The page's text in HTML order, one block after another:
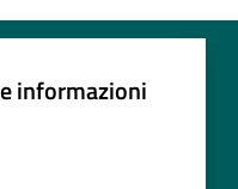
informazioni